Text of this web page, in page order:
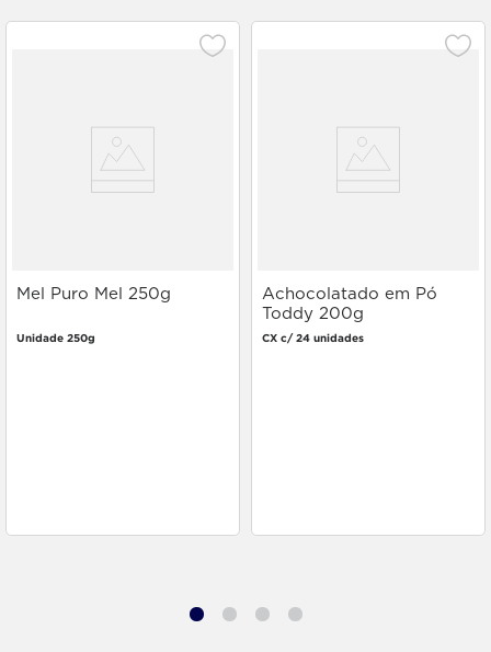
Mel Puro Mel 250g
Unidade 250g
Achocolatado em Pó
Toddy 200g
CX c/ 24 unidades